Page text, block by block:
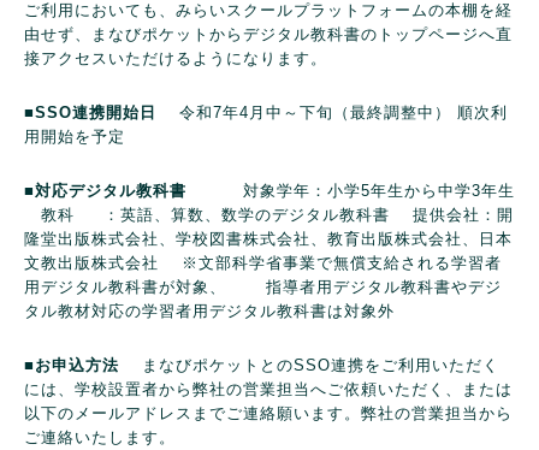
ご利用においても、みらいスクールプラットフォームの本棚を経
由せず、まなびポケットからデジタル教科書のトップページへ直
接アクセスいただけるようになります。
■SSO連携開始日
令和7年4月中～下旬（最終調整中） 順次利
用開始を予定
■対応デジタル教科書
対象学年：小学5年生から中学3年生
教科 ：英語、算数、数学のデジタル教科書 提供会社：開
隆堂出版株式会社、学校図書株式会社、教育出版株式会社、日本
文教出版株式会社
※文部科学省事業で無償支給される学習者
用デジタル教科書が対象、
指導者用デジタル教科書やデジ
タル教材対応の学習者用デジタル教科書は対象外
■お申込方法 まなびポケットとのSSO連携をご利用いただく
には、学校設置者から弊社の営業担当へご依頼いただく、または
以下のメールアドレスまでご連絡願います。弊社の営業担当から
ご連絡いたします。